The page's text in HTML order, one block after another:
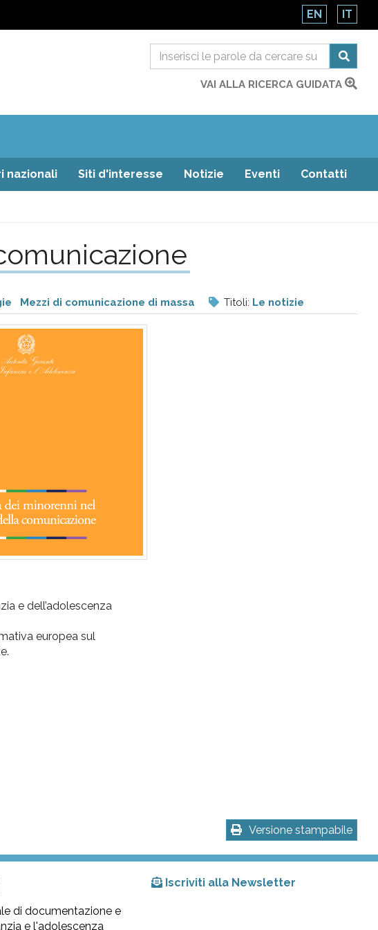
EN IT
VAI ALLA RICERCA GUIDATA
nazionali Siti d'interesse Notizie Eventi Contatti
Mezzi di comunicazione di massa Titoli: Le notizie
e dell’adolescenza
europea sul
Versione stampabile
di documentazione e
e l'adolescenza
Iscriviti alla Newsletter